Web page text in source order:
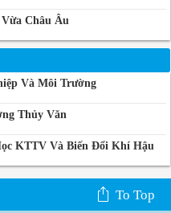
Châu Âu
Và Môi Trường
Thủy Văn
KTTV Và Biến Đổi Khí Hậu
To Top